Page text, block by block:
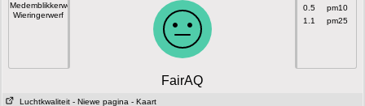
Medemblikkerweg
Wieringerwerf
0.5
pm10
1.1
pm25
FairAQ
Luchtkwaliteit - Niewe pagina - Kaart